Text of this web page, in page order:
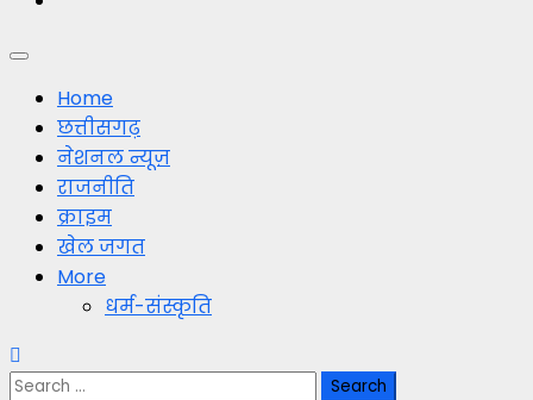
Primary
MenuHome
छत्तीसगढ़
नेशनल न्यूज़
राजनीति
क्राइम
खेल जगत
More
धर्म-संस्कृति
Search